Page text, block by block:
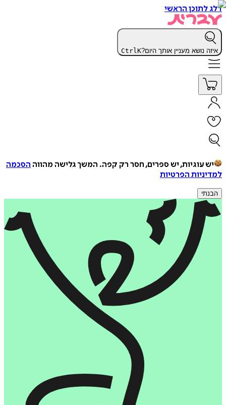
דלג לתוכן הראשי
איזה נושא מעניין אותך היום? CtrlK
יש עוגיות, יש ספרים, חסר רק קפה. המשך גלישה מהווה הסכמה
למדיניות הפרטיות
הבנתי